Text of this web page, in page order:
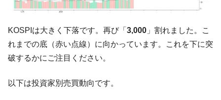
す」⇒「金を経由するドル入手」手段ではないのか？
ル」まで拡大 ⇒ 海外資金の動きに強く左右される状態
『Money1』
韓国･帰ってきた李在明。李在明を支持しな
い「50.5％」に上昇
『Money1』
韓国大統領府ボンクラ政策室長が告発され
た ⇒ 国家が行った恐るべき株価操作であり、空前の国政壟
KOSPIは大きく下落です。再び「 3,000 」割れました。こ
れまでの底（赤い点線）に向かっています。これを下に突
破するかにご注目ください。
以下は投資家別売買動向です。